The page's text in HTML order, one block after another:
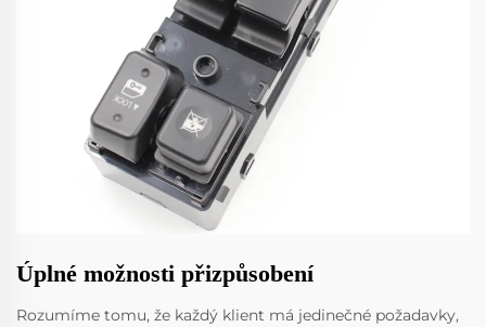
Úplné možnosti přizpůsobení
Rozumíme tomu, že každý klient má jedinečné požadavky,